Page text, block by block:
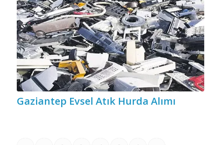
Gaziantep Evsel Atık Hurda Alımı